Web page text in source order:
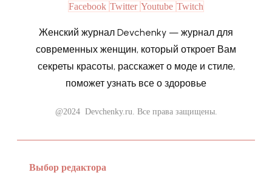
Facebook Twitter Youtube Twitch
Женский журнал Devchenky — журнал для
современных женщин, который откроет Вам
секреты красоты, расскажет о моде и стиле,
поможет узнать все о здоровье
@2024 Devchenky.ru. Все права защищены.
Выбор редактора